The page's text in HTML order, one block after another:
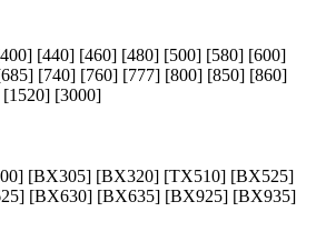
[440] [460] [480] [500] [580] [600]
[740] [760] [777] [800] [850] [860]
[3000]
[BX305] [BX320] [TX510] [BX525]
[BX630] [BX635] [BX925] [BX935]